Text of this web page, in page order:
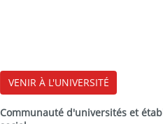
VENIR À L'UNIVERSITÉ
Communauté d'universités et